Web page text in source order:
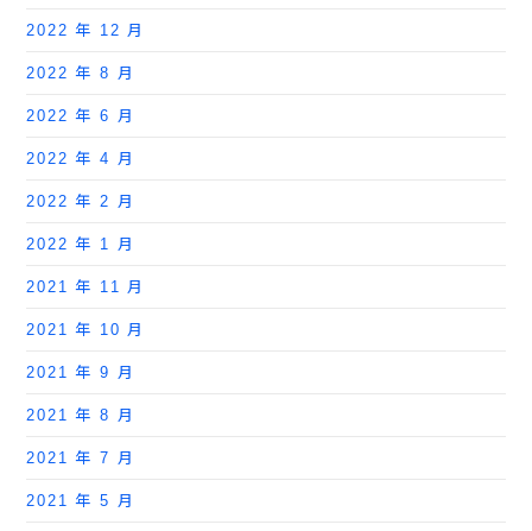
2022 年 12 月
2022 年 8 月
2022 年 6 月
2022 年 4 月
2022 年 2 月
2022 年 1 月
2021 年 11 月
2021 年 10 月
2021 年 9 月
2021 年 8 月
2021 年 7 月
2021 年 5 月